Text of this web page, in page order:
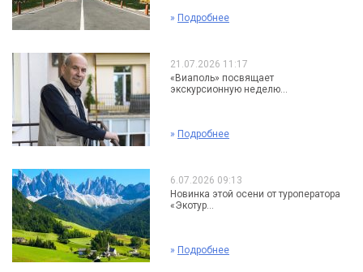
» Подробнее
21.07.2026 11:17
«Виаполь» посвящает
экскурсионную неделю...
» Подробнее
6.07.2026 09:13
Новинка этой осени от туроператора
«Экотур...
» Подробнее